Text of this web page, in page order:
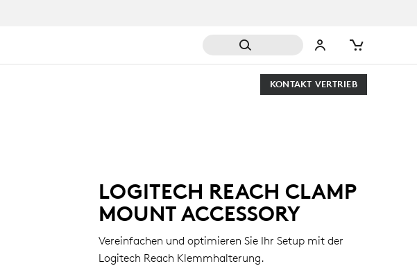
KONTAKT VERTRIEB
LOGITECH REACH CLAMP
MOUNT ACCESSORY
Vereinfachen und optimieren Sie Ihr Setup mit der
Logitech Reach Klemmhalterung.